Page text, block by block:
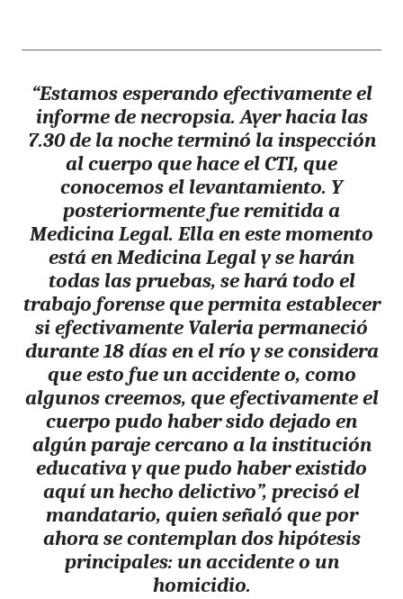
“Estamos esperando efectivamente el
informe de necropsia. Ayer hacia las
7.30 de la noche terminó la inspección
al cuerpo que hace el CTI, que
conocemos el levantamiento. Y
posteriormente fue remitida a
Medicina Legal. Ella en este momento
está en Medicina Legal y se harán
todas las pruebas, se hará todo el
trabajo forense que permita establecer
si efectivamente Valeria permaneció
durante 18 días en el río y se considera
que esto fue un accidente o, como
algunos creemos, que efectivamente el
cuerpo pudo haber sido dejado en
algún paraje cercano a la institución
educativa y que pudo haber existido
aquí un hecho delictivo”, precisó el
mandatario, quien señaló que por
ahora se contemplan dos hipótesis
principales: un accidente o un
homicidio.